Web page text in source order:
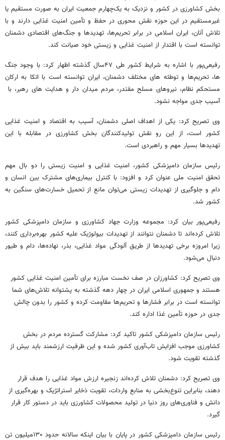
بخش کشاورزی در کشور و نزدیک به یک‌چهارم جمعیت ایران به صورت مستقیم یا
غیرمستقیم در این حوزه نقش محوری در حفظ و تأمین امنیت غذایی دارند و با
تلاش آنان، ایران اسلامی در برابر تحریم‌ها، تهدیدها و جنگ‌های اقتصادی دشمنان
توانسته است با اقتدار از امنیت غذایی و زیستی خود صیانت کند.
رفیعی‌پور با اشاره به شرایط کشور طی ۴۷سال گذشته اظهار کرد: با وجود جنگ
ها، تحریم‌ها و توطئه های مختلف دشمنان، ایران توانسته است با اتکا به ارکان
مستحکم نظام، نیروهای مسلح مقتدر، مردم میدان دار و هدایت های رهبر، با
آسیب جدی مواجه نشود.
وی تصریح کرد: یکی از اهداف اصلی دشمنان، آسیب به اقتصاد و امنیت غذایی
کشور است، از این رو نقش تولیدکنندگان بخش کشاورزی در مقابله با این
تهدیدها بسیار مهم و راهبردی است.
رئیس سازمان دامپزشکی کشور، امنیت غذایی و امنیت زیستی را دو بال مهم
تحقق امنیت ملی عنوان کرد و افزود: با کنترل بیماری‌های مشترک بین انسان و
دام و جلوگیری از تهدیدات زیستی می‌توان مانع از تحمیل خسارت‌های سنگین به
کشور شد.
رفیعی‌پور بیان کرد: مجموعه وزارت جهاد کشاورزی و سازمان دامپزشکی کشور
تلاش کرده‌اند تا دشمنان نتوانند از تهدیدات بیولوژیک علیه کشور بهره‌برداری کنند،
زیرا امروزه برخی تهدیدها از طریق آلودگی مواد غذایی، بذر، نهاده‌ها، دام و طیور
دنبال می‌شود.
وی تصریح کرد: کشاورزان در صف نخست مبارزه برای تأمین امنیت غذایی کشور
هستند و جمهوری اسلامی ایران در چهار دهه گذشته به پشتوانه تلاش‌های شما
توانسته است در برابر فشارها و تحریم‌ها مقاومت کرده و کشور را بدون چالش
جدی در حوزه تأمین غذا اداره کند.
رئیس سازمان دامپزشکی کشور تاکید کرد: مشارکت گسترده مردم در بخش
کشاورزی موجب افزایش تاب‌آوری کشور شده و این ظرفیت ارزشمند باید بیش از
گذشته تقویت شود.
وی تصریح کرد: دشمنان تلاش کرده‌اند زنجیره ارزش مواد غذایی را هدف قرار
دهند، بنابراین تنوع‌بخشی به منابع واردات، تقویت ذخایر استراتژیک و بهره‌گیری از
دانش و فناوری‌های روز دنیا در تولید محصولات کشاورزی باید در دستور کار قرار
گیرد.
رئیس سازمان دامپزشکی کشور در پایان با بیان اینکه سالانه حدود ۱۳۰میلیون تن